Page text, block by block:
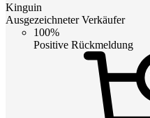
Kinguin
Ausgezeichneter Verkäufer
100%
Positive Rückmeldung